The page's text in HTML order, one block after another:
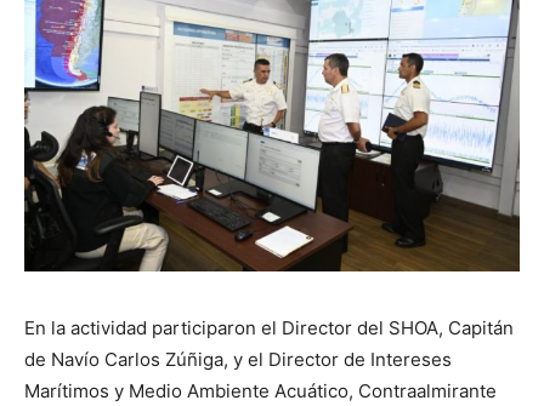
En la actividad participaron el Director del SHOA, Capitán
de Navío Carlos Zúñiga, y el Director de Intereses
Marítimos y Medio Ambiente Acuático, Contraalmirante